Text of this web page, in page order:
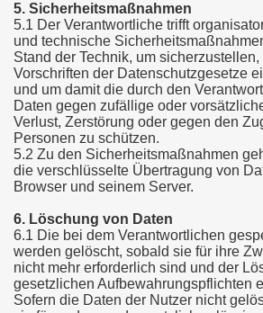
5. Sicherheitsmaßnahmen
5.1 Der Verantwortliche trifft
und technische
Stand der Technik, um
Vorschriften der Datenschutzgesetze
und um damit die durch den
Daten gegen zufällige oder
Verlust, Zerstörung oder gegen den
Personen zu schützen.
5.2 Zu den Sicherheitsmaßnahmen
die verschlüsselte Übertragung von
Browser und seinem Server.
6. Löschung von Daten
6.1 Die bei dem Verantwortlichen
werden gelöscht, sobald sie für ihre
nicht mehr erforderlich sind und der
gesetzlichen Aufbewahrungspflichten
Sofern die Daten der Nutzer nicht